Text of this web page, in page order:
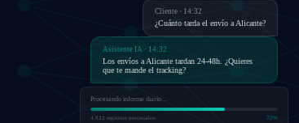
Cliente · 14:32
¿Cuánto tarda el envío a Alicante?
Asistente IA · 14:32
Los envíos a Alicante tardan 24-48h. ¿Quieres
que te mande el tracking?
Procesando informe diario…
4.823 registros procesados 72%